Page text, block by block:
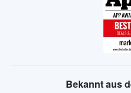
Bekannt aus